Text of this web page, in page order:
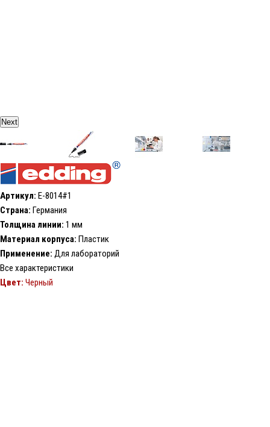
Next
Артикул: E-8014#1
Страна: Германия
Толщина линии: 1 мм
Материал корпуса: Пластик
Применение: Для лабораторий
Все характеристики
Цвет: Черный